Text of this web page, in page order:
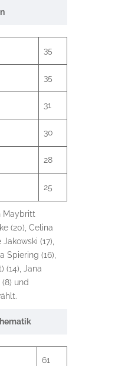
35
35
31
30
28
25
Maybritt
(20), Celina
(17),
Spiering (16),
(14), Jana
und
61